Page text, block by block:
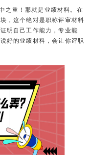
之重！那就是业绩材料。在
，这个绝对是职称评审材料
明自己工作能力，专业能
好的业绩材料，会让你评职